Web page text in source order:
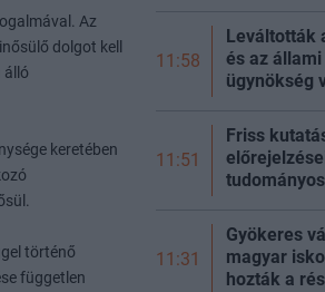
Az
dolgot kell
álló
keretében
történő
független
11:58
Leváltották
és az
ügynökség
11:51
Friss
11:31
Gyökeres
magyar
hozták a